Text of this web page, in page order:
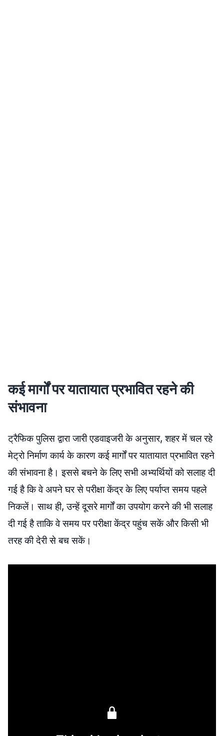
कई मार्गों पर यातायात प्रभावित रहने की
संभावना
ट्रैफिक पुलिस द्वारा जारी एडवाइजरी के अनुसार, शहर में चल रहे
मेट्रो निर्माण कार्य के कारण कई मार्गों पर यातायात प्रभावित रहने
की संभावना है। इससे बचने के लिए सभी अभ्यर्थियों को सलाह दी
गई है कि वे अपने घर से परीक्षा केंद्र के लिए पर्याप्त समय पहले
निकलें। साथ ही, उन्हें दूसरे मार्गों का उपयोग करने की भी सलाह
दी गई है ताकि वे समय पर परीक्षा केंद्र पहुंच सकें और किसी भी
तरह की देरी से बच सकें।